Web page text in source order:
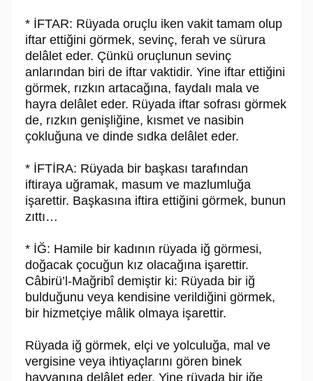
* İFTAR: Rüyada oruçlu iken vakit tamam olup
iftar ettiğini görmek, sevinç, ferah ve sürura
delâlet eder. Çünkü oruçlunun sevinç
anlarından biri de iftar vaktidir. Yine iftar ettiğini
görmek, rızkın artacağına, faydalı mala ve
hayra delâlet eder. Rüyada iftar sofrası görmek
de, rızkın genişliğine, kısmet ve nasibin
çokluğuna ve dinde sıdka delâlet eder.
* İFTİRA: Rüyada bir başkası tarafından
iftiraya uğramak, masum ve mazlumluğa
işarettir. Başkasına iftira ettiğini görmek, bunun
zıttı…
* İĞ: Hamile bir kadının rüyada iğ görmesi,
doğacak çocuğun kız olacağına işarettir.
Câbirü’l-Mağribî demiştir ki: Rüyada bir iğ
bulduğunu veya kendisine verildiğini görmek,
bir hizmetçiye mâlik olmaya işarettir.
Rüyada iğ görmek, elçi ve yolculuğa, mal ve
vergisine veya ihtiyaçlarını gören binek
hayvanına delâlet eder. Yine rüyada bir iğe